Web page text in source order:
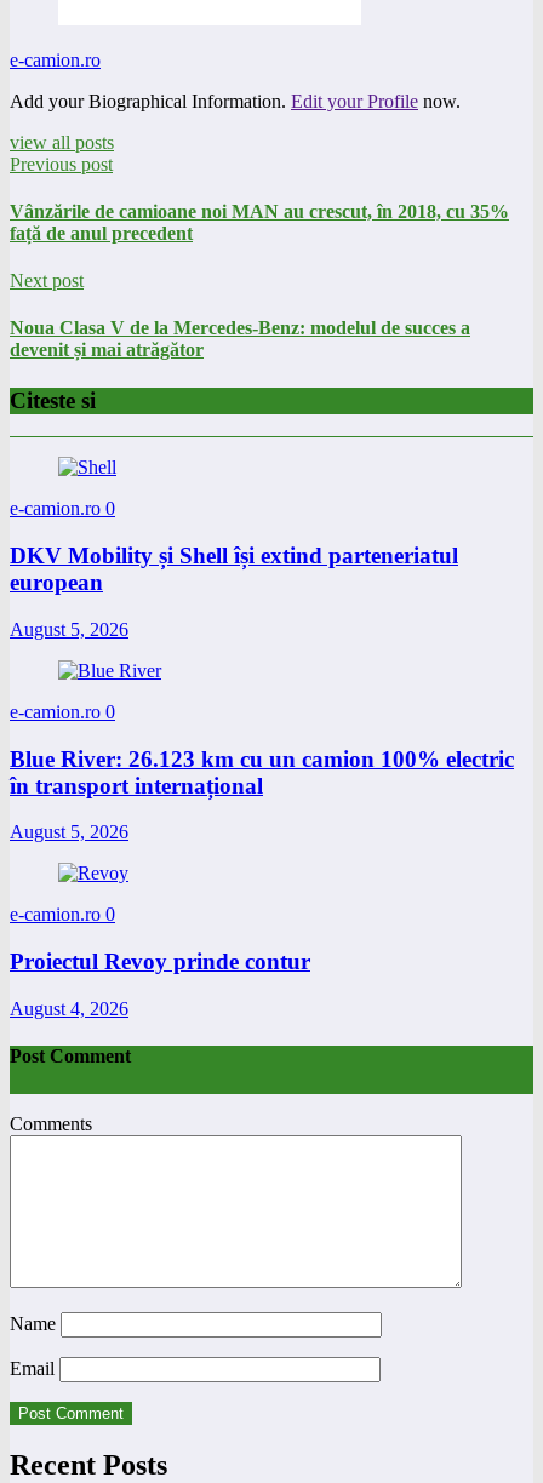
e-camion.ro
Add your Biographical Information. Edit your Profile now.
view all posts
Previous post
Vânzările de camioane noi MAN au crescut, în 2018, cu 35%
față de anul precedent
Next post
Noua Clasa V de la Mercedes-Benz: modelul de succes a
devenit și mai atrăgător
Citeste si
e-camion.ro 0
DKV Mobility și Shell își extind parteneriatul
european
August 5, 2026
e-camion.ro 0
Blue River: 26.123 km cu un camion 100% electric
în transport internațional
August 5, 2026
e-camion.ro 0
Proiectul Revoy prinde contur
August 4, 2026
Post Comment
Comments
Name
Email
Recent Posts